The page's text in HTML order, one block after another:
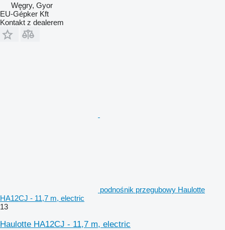
Węgry, Gyor
EU-Gépker Kft
Kontakt z dealerem
podnośnik przegubowy Haulotte
HA12CJ - 11,7 m, electric
13
Haulotte HA12CJ - 11,7 m, electric